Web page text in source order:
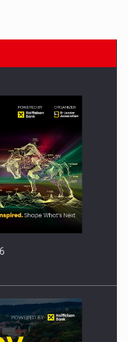
reincep sa intre pe…